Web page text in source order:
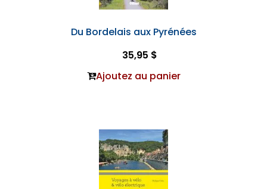
Du Bordelais aux Pyrénées
35,95 $
Ajoutez au panier